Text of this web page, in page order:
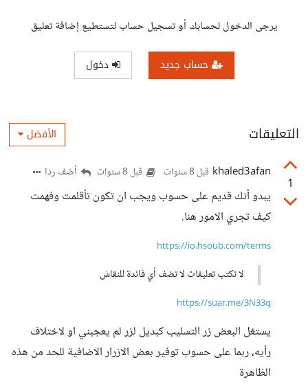
يرجى الدخول لحسابك أو تسجيل حساب لتستطيع إضافة تعليق
حساب جديد دخول
التعليقات الأفضل
1
khaled3afan قبل 8 سنوات قبل 8 سنوات أضف ردا
يبدو أنك قديم على حسوب ويجب ان تكون تأقلمت وفهمت
كيف تجري الامور هنا.
https://io.hsoub.com/terms
لا تكتب تعليقات لا تضف أي فائدة للنقاش
https://suar.me/3N33q
يستغل البعض زر التسليب كبديل لزر لم يعجبني او لاختلاف
رأيه، ربما على حسوب توفير بعض الازرار الاضافية للحد من هذه
الظاهرة